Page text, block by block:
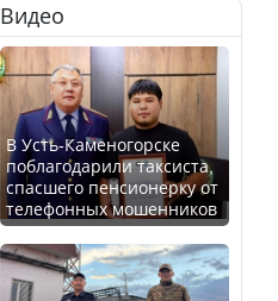
В РФ вынесен заочный
приговор по уголовному
делу об убийстве Игоря
Талькова
В России введены
дополнительные
ограничения для
казахстанских прав
Видео
В Усть-Каменогорске
поблагодарили таксиста,
спасшего пенсионерку от
телефонных мошенников